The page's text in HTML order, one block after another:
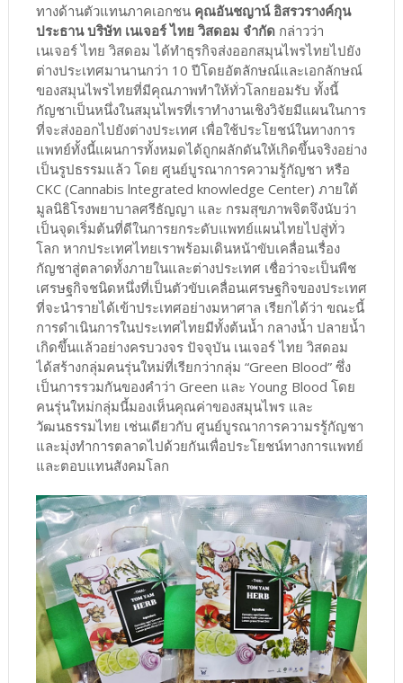
​ทางด้านตัวแทนภาคเอกชน คุณอันชญาน์ อิสรวรางค์กุน
ประธาน บริษัท เนเจอร์ ไทย วิสดอม จำกัดกล่าวว่า
เนเจอร์ ไทย วิสดอม ได้ทำธุรกิจส่งออกสมุนไพรไทยไปยัง
ต่างประเทศมานานกว่า 10 ปีโดยอัตลักษณ์และเอกลักษณ์
ของสมุนไพรไทยที่มีคุณภาพทำให้ทั่วโลกยอมรับ ทั้งนี้
กัญชาเป็นหนึ่งในสมุนไพรที่เราทำงานเชิงวิจัยมีแผนในการ
ที่จะส่งออกไปยังต่างประเทศ เพื่อใช้ประโยชน์ในทางการ
แพทย์ทั้งนี้แผนการทั้งหมดได้ถูกผลักดันให้เกิดขึ้นจริงอย่าง
เป็นรูปธรรมแล้ว โดย ศูนย์บูรณาการความรู้กัญชา หรือ
CKC (Cannabis lntegrated knowledge Center) ภายใต้
มูลนิธิโรงพยาบาลศรีธัญญา และ กรมสุขภาพจิตจึงนับว่า
เป็นจุดเริ่มต้นที่ดีในการยกระดับแพทย์แผนไทยไปสู่ทั่ว
โลก หากประเทศไทยเราพร้อมเดินหน้าขับเคลื่อนเรื่อง
กัญชาสู่ตลาดทั้งภายในและต่างประเทศ เชื่อว่าจะเป็นพืช
เศรษฐกิจชนิดหนึ่งที่เป็นตัวขับเคลื่อนเศรษฐกิจของประเทศ
ที่จะนำรายได้เข้าประเทศอย่างมหาศาล เรียกได้ว่า ขณะนี้
การดำเนินการในประเทศไทยมีทั้งต้นน้ำ กลางน้ำ ปลายน้ำ
เกิดขึ้นแล้วอย่างครบวงจร ปัจจุบัน เนเจอร์ ไทย วิสดอม
ได้สร้างกลุ่มคนรุ่นใหม่ที่เรียกว่ากลุ่ม “Green Blood” ซึ่ง
เป็นการรวมกันของคำว่า Green และ Young Blood โดย
คนรุ่นใหม่กลุ่มนี้มองเห็นคุณค่าของสมุนไพร และ
วัฒนธรรมไทย เช่นเดียวกับ ศูนย์บูรณาการความรรู้กัญชา
และมุ่งทำการตลาดไปด้วยกันเพื่อประโยชน์ทางการแพทย์
และตอบแทนสังคมโลก